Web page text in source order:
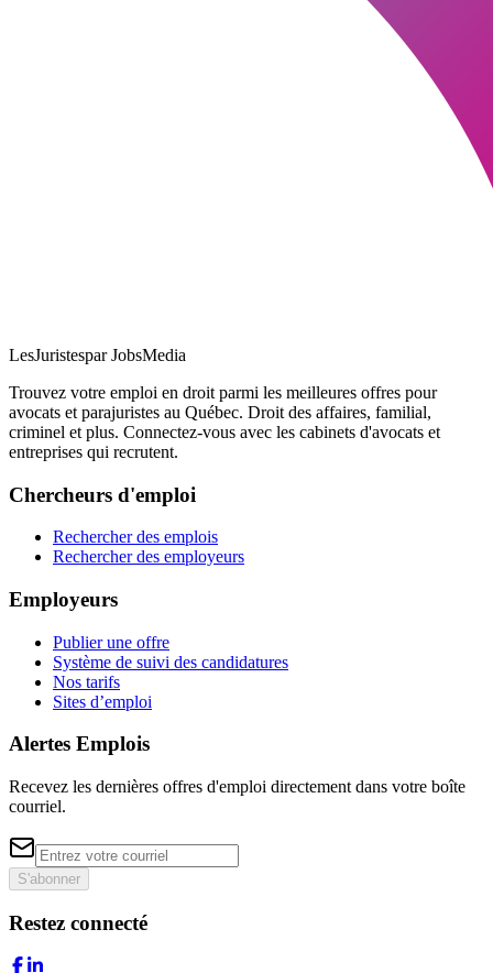
LesJuristespar JobsMedia
Trouvez votre emploi en droit parmi les meilleures offres pour
avocats et parajuristes au Québec. Droit des affaires, familial,
criminel et plus. Connectez-vous avec les cabinets d'avocats et
entreprises qui recrutent.
Chercheurs d'emploi
Rechercher des emplois
Rechercher des employeurs
Employeurs
Publier une offre
Système de suivi des candidatures
Nos tarifs
Sites d’emploi
Alertes Emplois
Recevez les dernières offres d'emploi directement dans votre boîte
courriel.
S'abonner
Restez connecté